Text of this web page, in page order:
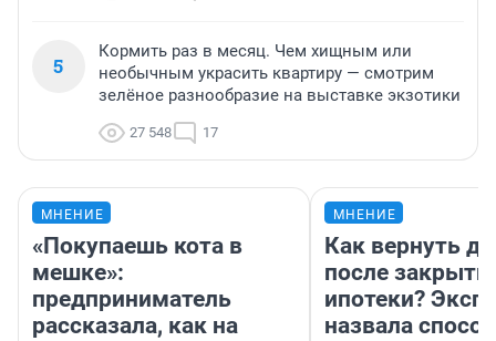
5
Кормить раз в месяц. Чем хищным или
необычным украсить квартиру — смотрим
зелёное разнообразие на выставке экзотики
27 548 17
МНЕНИЕ
«Покупаешь кота в
мешке»:
предприниматель
рассказала, как на
МНЕНИЕ
Как вернуть
после
ипотеки?
назвала